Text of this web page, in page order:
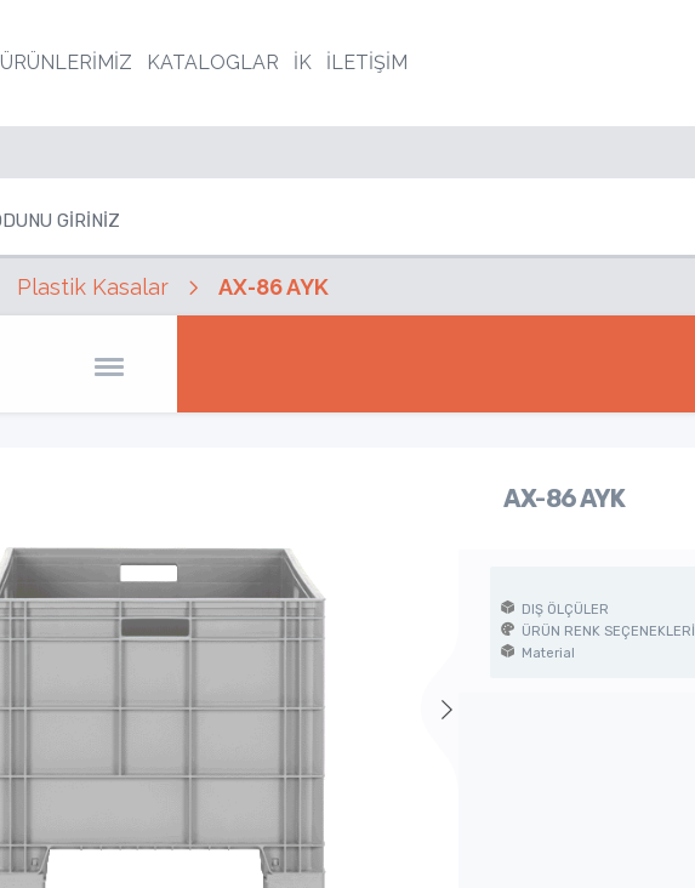
ÜRÜNLERİMİZ KATALOGLAR İK İLETİŞİM
Plastik Kasalar AX-86 AYK
AX-86 AYK
DIŞ ÖLÇÜLER
ÜRÜN RENK SEÇENEKLERİ
Material